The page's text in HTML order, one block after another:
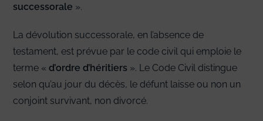
successorale ».
La dévolution successorale, en l’absence de
testament, est prévue par le code civil qui emploie le
terme «d’ordre d’héritiers ». Le Code Civil distingue
selon qu’au jour du décès, le défunt laisse ou non un
conjoint survivant, non divorcé.